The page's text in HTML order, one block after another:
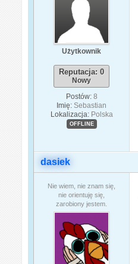
Użytkownik
Reputacja: 0
Nowy
Postów: 8
Imię: Sebastian
Lokalizacja: Polska
OFFLINE
dasiek
Nie wiem, nie znam się,
nie orientuję się,
zarobiony jestem.